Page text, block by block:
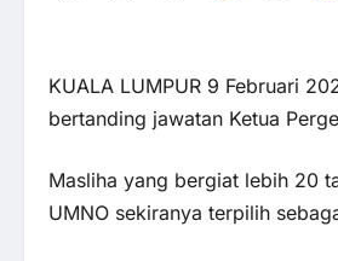
KUALA LUMPUR 9 Februari
bertanding jawatan Ketua
Masliha yang bergiat lebih 20
UMNO sekiranya terpilih